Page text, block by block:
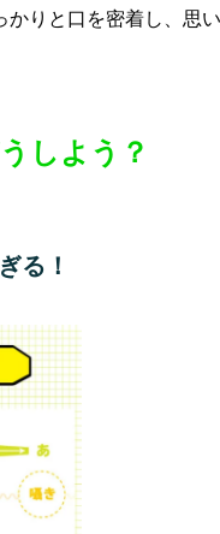
りと口を密着し、思
しよう？
る！